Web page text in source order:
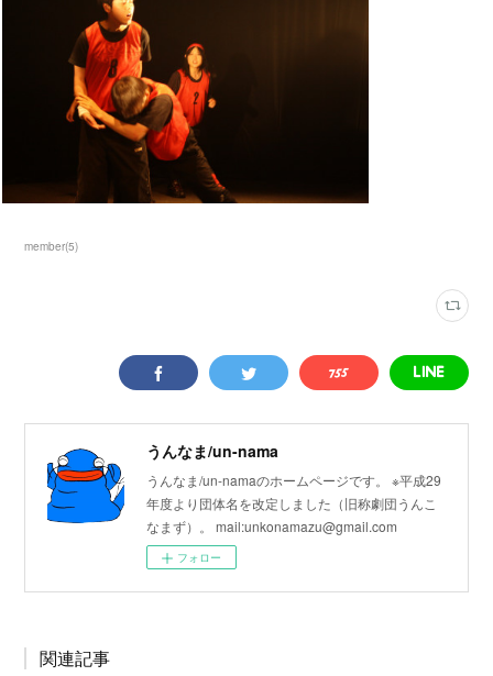
member(5)
うんなま/un-nama
うんなま/un-namaのホームページです。 ※平成29
年度より団体名を改定しました（旧称劇団うんこ
なまず）。 mail:unkonamazu@gmail.com
フォロー
関連記事